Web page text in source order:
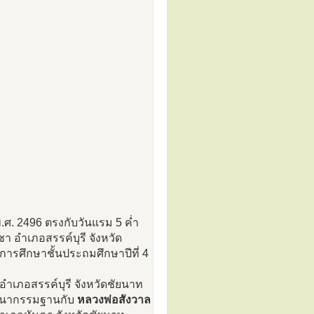
. 2496 ตรงกับวันแรม 5 ค่ำ
อำเภอสรรค์บุรี จังหวัด
ารศึกษาชั้นประถมศึกษาปีที่ 4
เภอสรรค์บุรี จังหวัดชัยนาท
ากรรมฐานกับ หลวงพ่อสังวาล